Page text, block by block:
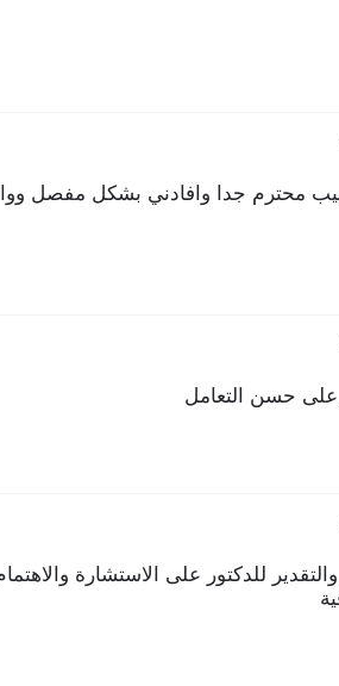
محترم جدا وافادني بشكل مفصل
حسن التعامل
للدكتور على الاستشارة